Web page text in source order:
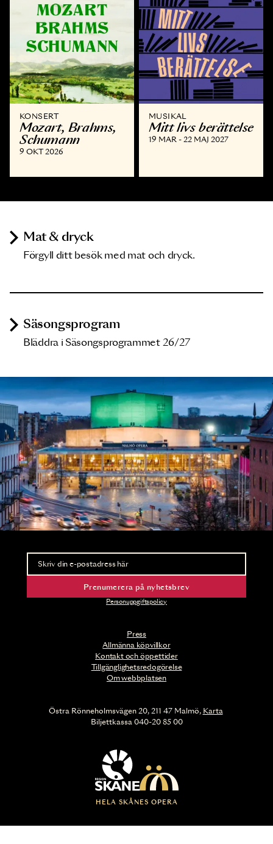
KONSERT
Mozart, Brahms,
Schumann
9 OKT 2026
MUSIKAL
Mitt livs berättelse
19 MAR - 22 MAJ 2027
Mat & dryck
Förgyll ditt besök med mat och dryck.
Säsongsprogram
Bläddra i Säsongsprogrammet 26/27
Press
Allmänna köpvillkor
Kontakt och öppettider
Tillgänglighetsredogörelse
Om webbplatsen
Nyhetsbrev
Ta del av förhandsinformation och biljettsläpp.
Prenumerera på nyhetsbrev
Personuppgiftspolicy
HELA SKÅNES OPERA
Östra Rönneholmsvägen 20, 211 47 Malmö, Karta
Biljettkassa 040-20 85 00